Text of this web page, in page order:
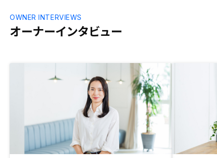
オーナーインタビュー
OWNER INTERVIEWS